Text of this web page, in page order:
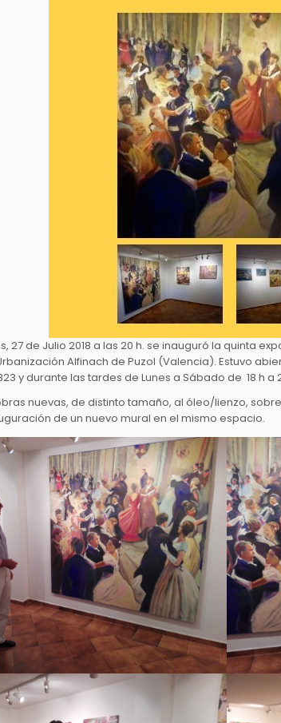
27 de Julio 2018 a las 20 h. se inauguró la quinta
Alfinach de Puzol (Valencia). Estuvo
y durante las tardes de Lunes a Sábado de 18 h a
nuevas, de distinto tamaño, al óleo/lienzo,
de un nuevo mural en el mismo espacio.